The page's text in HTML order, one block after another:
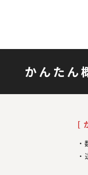
かんたん
[